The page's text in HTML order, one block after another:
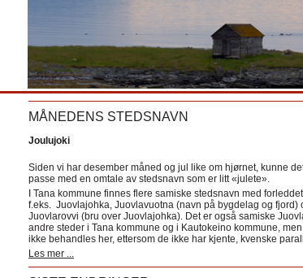
MÅNEDENS STEDSNAVN
Joulujoki
Siden vi har desember måned og jul like om hjørnet, kunne
passe med en omtale av stedsnavn som er litt «julete».
I Tana kommune finnes flere samiske stedsnavn med
f.eks. Juovlajohka, Juovlavuotna (navn på bygdelag og fjord)
Juovlarovvi (bru over Juovlajohka). Det er også samiske
andre steder i Tana kommune og i Kautokeino kommune, men
ikke behandles her, ettersom de ikke har kjente, kvenske
Les mer ...